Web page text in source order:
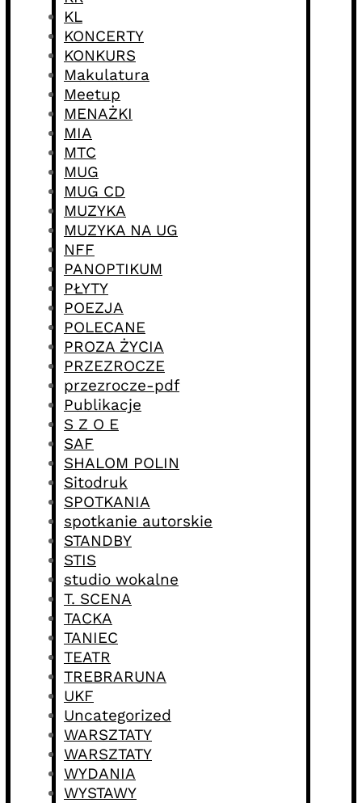
KL
KONCERTY
KONKURS
Makulatura
Meetup
MENAŻKI
MIA
MTC
MUG
MUG CD
MUZYKA
MUZYKA NA UG
NFF
PANOPTIKUM
PŁYTY
POEZJA
POLECANE
PROZA ŻYCIA
PRZEZROCZE
przezrocze-pdf
Publikacje
S Z O E
SAF
SHALOM POLIN
Sitodruk
SPOTKANIA
spotkanie autorskie
STANDBY
STIS
studio wokalne
T. SCENA
TACKA
TANIEC
TEATR
TREBRARUNA
UKF
Uncategorized
WARSZTATY
WARSZTATY
WYDANIA
WYSTAWY